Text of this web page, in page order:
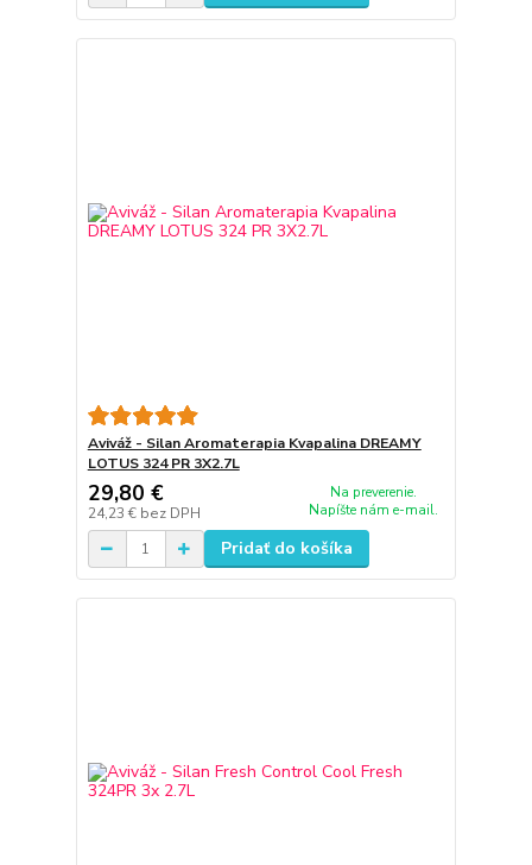
Aviváž - Silan Aromaterapia Kvapalina DREAMY
LOTUS 324 PR 3X2.7L
29,80 €
24,23 € bez DPH
Na preverenie.
Napíšte nám e-mail.
Pridať do košíka